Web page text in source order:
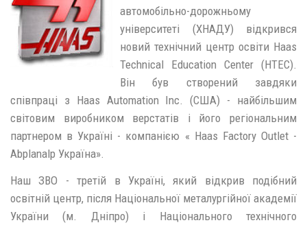
автомобільно-дорожньому
університеті (ХНАДУ) відкрився
новий технічний центр освіти Haas
Technical Education Center (HTEC).
Він був створений завдяки
співпраці з Haas Automation Inc. (США) - найбільшим
світовим виробником верстатів і його регіональним
партнером в Україні - компанією « Haas Factory Outlet -
Abplanalp Україна».
Наш ЗВО - третій в Україні, який відкрив подібний
освітній центр, після Національної металургійної академії
України (м. Дніпро) і Національного технічного